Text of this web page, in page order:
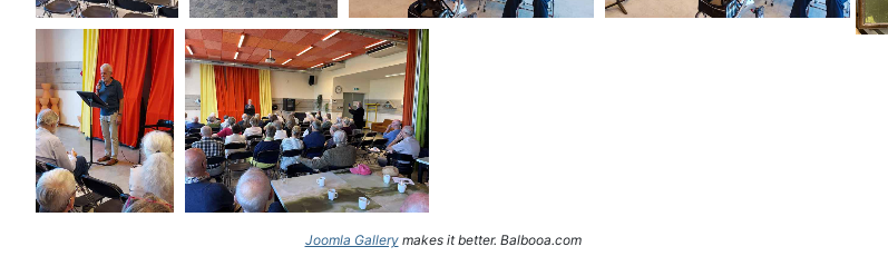
Joomla Gallerymakes it better. Balbooa.com